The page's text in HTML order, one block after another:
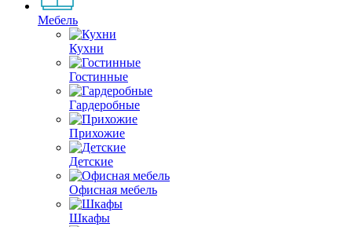
Мебель
Кухни
Гостинные
Гардеробные
Прихожие
Детские
Офисная мебель
Шкафы